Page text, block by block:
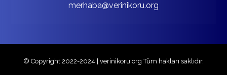
merhaba@verinikoru.org
© Copyright 2022-2024 | verinikoru.org Tüm hakları saklıdır.